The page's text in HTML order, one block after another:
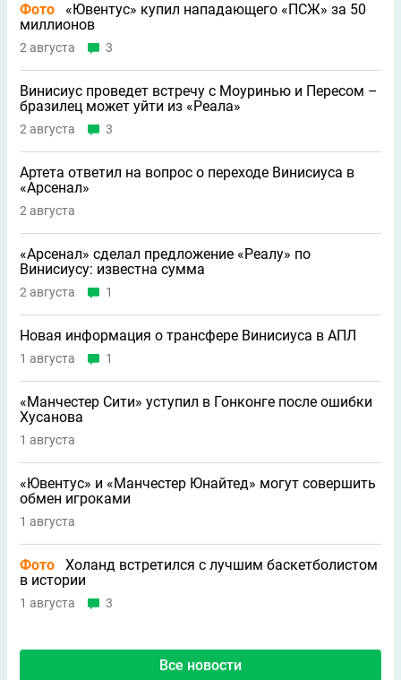
Фото
«Ювентус» купил нападающего «ПСЖ» за 50
миллионов
2 августа 3
Винисиус проведет встречу с Моуринью и Пересом –
бразилец может уйти из «Реала»
2 августа 3
Артета ответил на вопрос о переходе Винисиуса в
«Арсенал»
2 августа
«Арсенал» сделал предложение «Реалу» по
Винисиусу: известна сумма
2 августа 1
Новая информация о трансфере Винисиуса в АПЛ
1 августа 1
«Манчестер Сити» уступил в Гонконге после ошибки
Хусанова
1 августа
«Ювентус» и «Манчестер Юнайтед» могут совершить
обмен игроками
1 августа
Фото
Холанд встретился с лучшим баскетболистом
в истории
1 августа 3
Все новости